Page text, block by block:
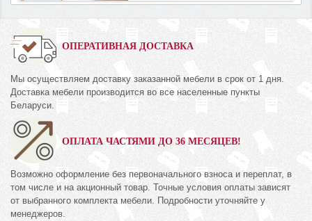
ОПЕРАТИВНАЯ ДОСТАВКА
Мы осуществляем доставку заказанной мебели в срок от 1 дня.
Доставка мебели производится во все населенные пункты
Беларуси.
ОПЛАТА ЧАСТЯМИ ДО 36 МЕСЯЦЕВ!
Возможно оформление без первоначального взноса и переплат, в
том числе и на акционный товар. Точные условия оплаты зависят
от выбранного комплекта мебели. Подробности уточняйте у
менеджеров.